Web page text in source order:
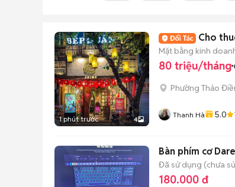
1 phút trước 4
Cho
Mặt bằng kinh
80 triệu/tháng
Phường Thảo
Thanh Hà 5.0
Bàn phím cơ
Đã sử dụng (chưa
180.000 đ